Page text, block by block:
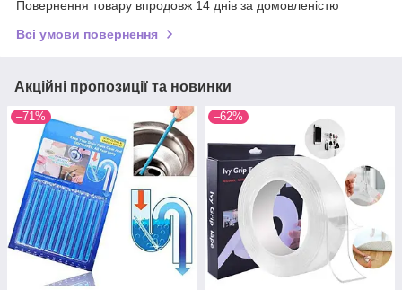
Повернення товару впродовж 14 днів за домовленістю
Всі умови повернення
Акційні пропозиції та новинки
–71% –62%